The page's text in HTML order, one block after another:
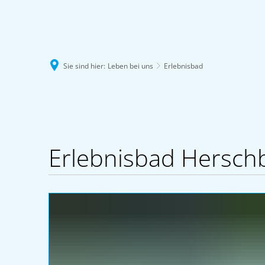
Sie sind hier: Leben bei uns Erlebnisbad
Erlebnisbad